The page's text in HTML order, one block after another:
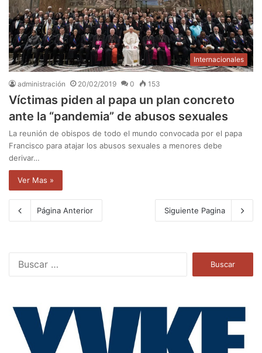
Internacionales
administración 20/02/2019 0 153
Víctimas piden al papa un plan concreto
ante la “pandemia” de abusos sexuales
La reunión de obispos de todo el mundo convocada por el papa
Francisco para atajar los abusos sexuales a menores debe
derivar…
Ver Mas »
Página Anterior Siguiente Pagina
a